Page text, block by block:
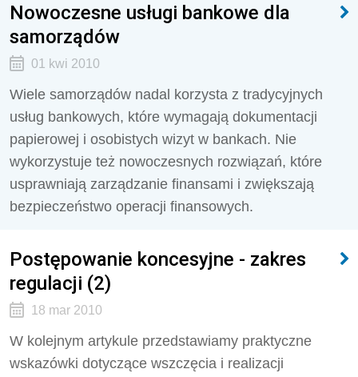
Nowoczesne usługi bankowe dla
samorządów
01 kwi 2010
Wiele samorządów nadal korzysta z tradycyjnych
usług bankowych, które wymagają dokumentacji
papierowej i osobistych wizyt w bankach. Nie
wykorzystuje też nowoczesnych rozwiązań, które
usprawniają zarządzanie finansami i zwiększają
bezpieczeństwo operacji finansowych.
Postępowanie koncesyjne - zakres
regulacji (2)
18 mar 2010
W kolejnym artykule przedstawiamy praktyczne
wskazówki dotyczące wszczęcia i realizacji